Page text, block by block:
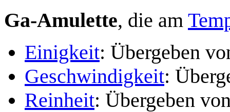
Ga-Amulette, die am
Einigkeit: Übergeben
Geschwindigkeit:
Reinheit: Übergeben